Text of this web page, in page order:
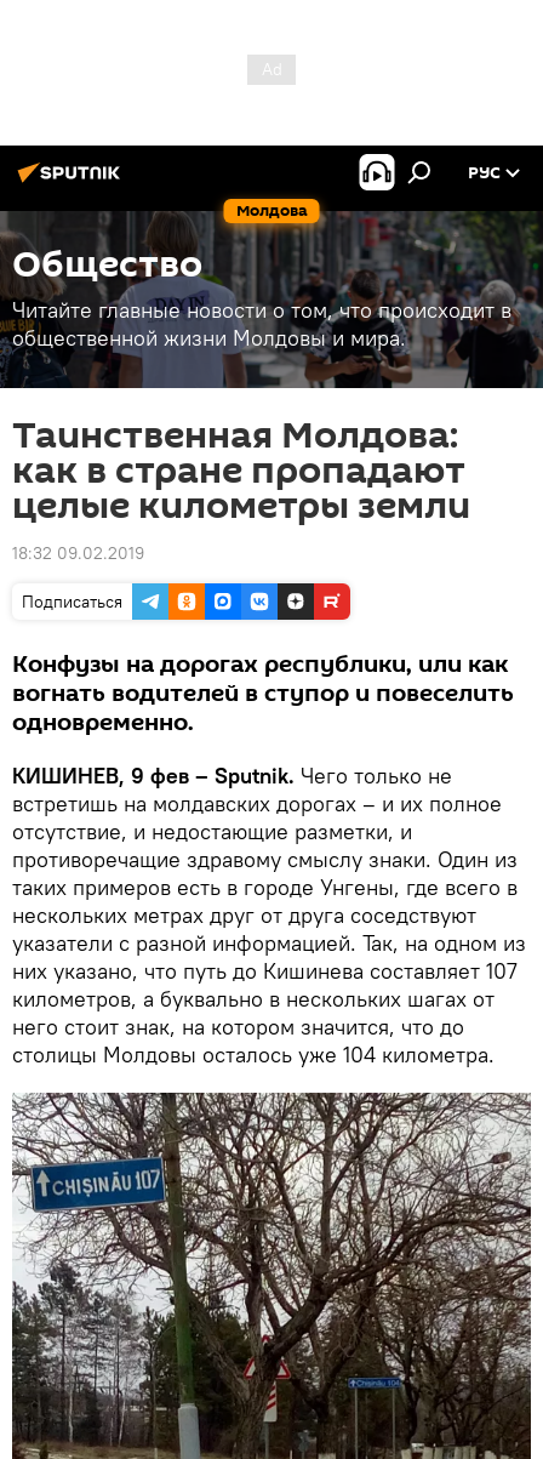
Молдова
РУС
Общество
Читайте главные новости о том, что происходит в
общественной жизни Молдовы и мира.
Таинственная Молдова:
как в стране пропадают
целые километры земли
18:32 09.02.2019
Подписаться
Конфузы на дорогах республики, или как
вогнать водителей в ступор и повеселить
одновременно.
КИШИНЕВ, 9 фев – Sputnik. Чего только не
встретишь на молдавских дорогах – и их полное
отсутствие, и недостающие разметки, и
противоречащие здравому смыслу знаки. Один из
таких примеров есть в городе Унгены, где всего в
нескольких метрах друг от друга соседствуют
указатели с разной информацией. Так, на одном из
них указано, что путь до Кишинева составляет 107
километров, а буквально в нескольких шагах от
него стоит знак, на котором значится, что до
столицы Молдовы осталось уже 104 километра.